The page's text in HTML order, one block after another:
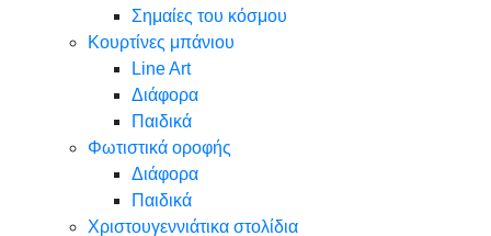
Σημαίες του κόσμου
Κουρτίνες μπάνιου
Line Art
Διάφορα
Παιδικά
Φωτιστικά οροφής
Διάφορα
Παιδικά
Χριστουγεννιάτικα στολίδια